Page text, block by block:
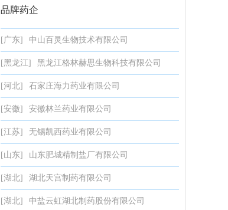
品牌药企
[广东] 中山百灵生物技术有限公司
[黑龙江] 黑龙江格林赫思生物科技有限公司
[河北] 石家庄海力药业有限公司
[安徽] 安徽林兰药业有限公司
[江苏] 无锡凯西药业有限公司
[山东] 山东肥城精制盐厂有限公司
[湖北] 湖北天宫制药有限公司
[湖北] 中盐云虹湖北制药股份有限公司